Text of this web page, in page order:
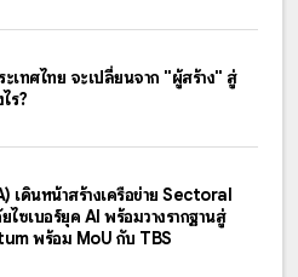
เทศไทย จะเปลี่ยนจาก "ผู้สร้าง" สู่
ร?
เดินหน้าสร้างเครือข่าย Sectoral
ไซเบอร์ยุค AI พร้อมวางรากฐานสู่
พร้อม MoU กับ TBS